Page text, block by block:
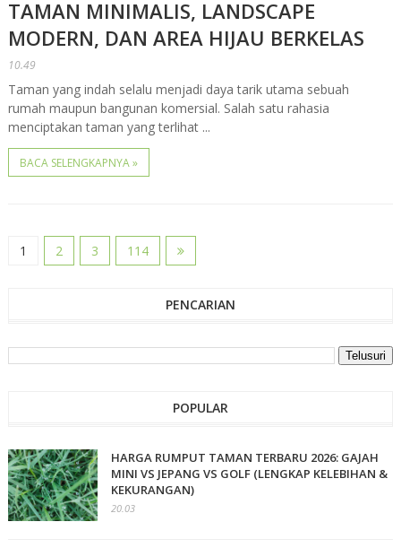
TAMAN MINIMALIS, LANDSCAPE
MODERN, DAN AREA HIJAU BERKELAS
10.49
Taman yang indah selalu menjadi daya tarik utama sebuah
rumah maupun bangunan komersial. Salah satu rahasia
menciptakan taman yang terlihat ...
BACA SELENGKAPNYA »
1 2 3 114
PENCARIAN
POPULAR
HARGA RUMPUT TAMAN TERBARU 2026: GAJAH
MINI VS JEPANG VS GOLF (LENGKAP KELEBIHAN &
KEKURANGAN)
20.03